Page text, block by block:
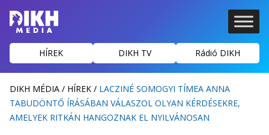
HÍREK DIKH TV Rádió DIKH
DIKH MÉDIA / HÍREK / LACZINÉ SOMOGYI TÍMEA ANNA
TABUDÖNTŐ ÍRÁSÁBAN VÁLASZOL OLYAN KÉRDÉSEKRE,
AMELYEK RITKÁN HANGOZNAK EL NYILVÁNOSAN